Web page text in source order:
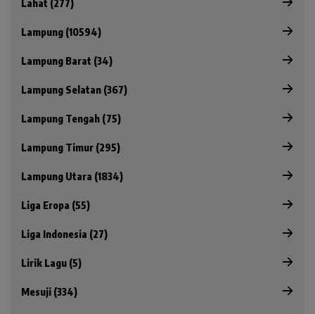
Lahat (277)
Lampung (10594)
Lampung Barat (34)
Lampung Selatan (367)
Lampung Tengah (75)
Lampung Timur (295)
Lampung Utara (1834)
Liga Eropa (55)
Liga Indonesia (27)
Lirik Lagu (5)
Mesuji (334)